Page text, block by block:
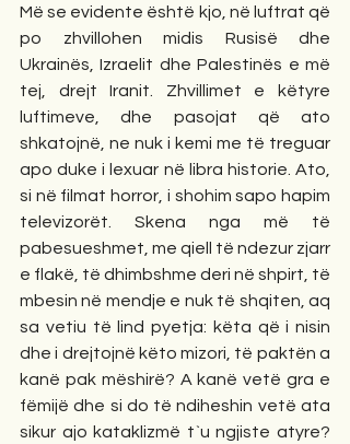
Më se evidente është kjo, në luftrat që
po zhvillohen midis Rusisë dhe
Ukrainës, Izraelit dhe Palestinës e më
tej, drejt Iranit. Zhvillimet e këtyre
luftimeve, dhe pasojat që ato
shkatojnë, ne nuk i kemi me të treguar
apo duke i lexuar në libra historie. Ato,
si në filmat horror, i shohim sapo hapim
televizorët. Skena nga më të
pabesueshmet, me qiell të ndezur zjarr
e flakë, të dhimbshme deri në shpirt, të
mbesin në mendje e nuk të shqiten, aq
sa vetiu të lind pyetja: këta që i nisin
dhe i drejtojnë këto mizori, të paktën a
kanë pak mëshirë? A kanë vetë gra e
fëmijë dhe si do të ndiheshin vetë ata
sikur ajo kataklizmë t`u ngjiste atyre?